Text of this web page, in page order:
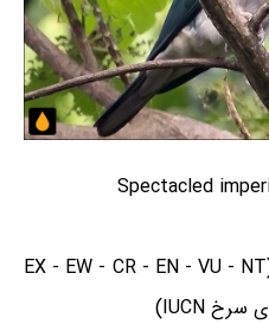
گونه‌ی با کم‌ترین نگرانی (EX - EW - CR - EN - VU - NT